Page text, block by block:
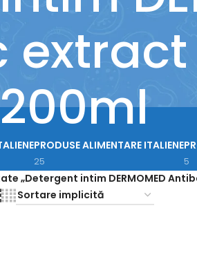
200ml
PRODUSE ALIMENTARE ITALIENE
25 5
„Detergent intim DERMOMED